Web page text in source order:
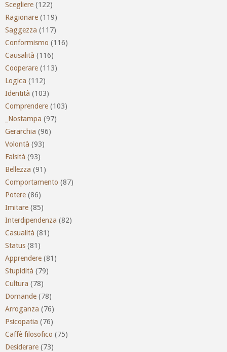
Scegliere (122)
Ragionare (119)
Saggezza (117)
Conformismo (116)
Causalità (116)
Cooperare (113)
Logica (112)
Identità (103)
Comprendere (103)
_Nostampa (97)
Gerarchia (96)
Volontà (93)
Falsità (93)
Bellezza (91)
Comportamento (87)
Potere (86)
Imitare (85)
Interdipendenza (82)
Casualità (81)
Status (81)
Apprendere (81)
Stupidità (79)
Cultura (78)
Domande (78)
Arroganza (76)
Psicopatia (76)
Caffè filosofico (75)
Desiderare (73)